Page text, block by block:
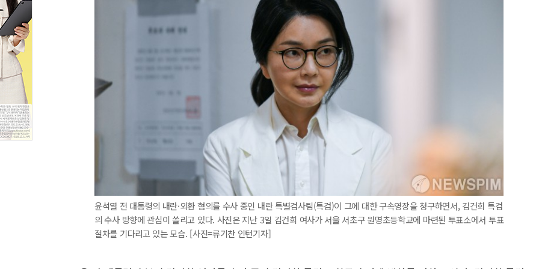
윤석열 전 대통령의 내란·외환 혐의를 수사 중인 내란 특별검사팀(특검)이 그에 대한 구속영장을 청구하면서, 김건희 특검
의 수사 방향에 관심이 쏠리고 있다. 사진은 지난 3일 김건희 여사가 서울 서초구 원명초등학교에 마련된 투표소에서 투표
절차를 기다리고 있는 모습. [사진=류기찬 인턴기자]